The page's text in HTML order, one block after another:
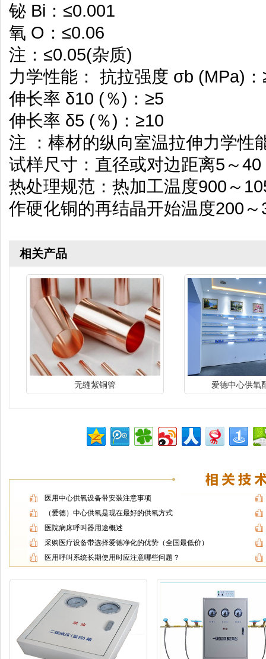
铋 Bi：≤0.001
氧 O：≤0.06
注：≤0.05(杂质)
力学性能： 抗拉强度 σb (MPa)
伸长率 δ10 (％)：≥5
伸长率 δ5 (％)：≥10
注 ：棒材的纵向室温拉伸力学性
试样尺寸：直径或对边距离5～40
热处理规范：热加工温度900～
作硬化铜的再结晶开始温度200
相关产品
无缝紫铜管 爱德中心供氧
医用中心供氧设备带安装注意事项
（爱德）中心供氧是现在最好的供氧方式
医院病床呼叫器用途概述
采购医疗设备带选择爱德净化的优势（全国最低价）
医用呼叫系统长期使用时应注意哪些问题？